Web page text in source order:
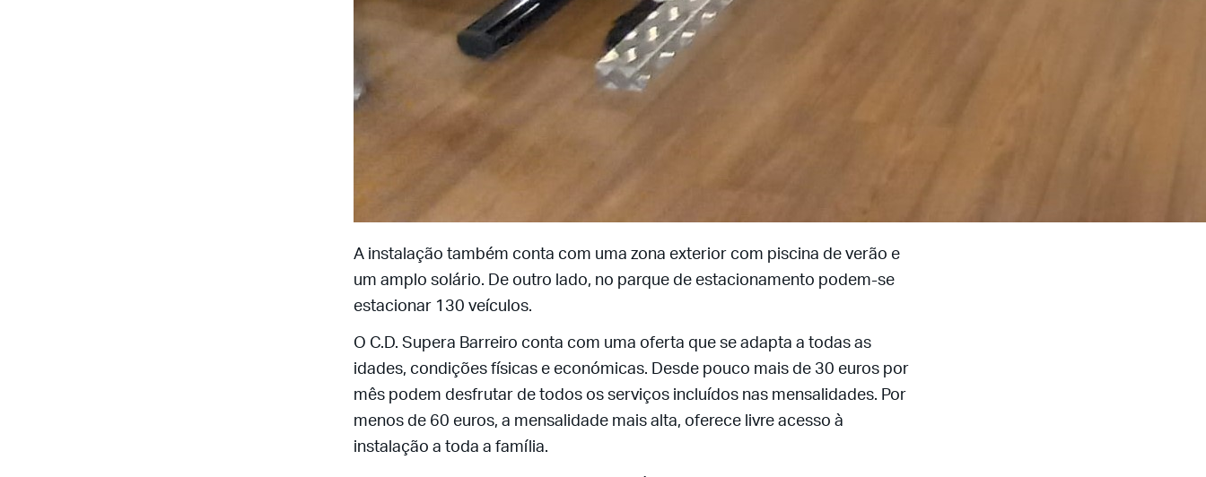
A instalação também conta com uma zona exterior com piscina de verão e
um amplo solário. De outro lado, no parque de estacionamento podem-se
estacionar 130 veículos.
O C.D. Supera Barreiro conta com uma oferta que se adapta a todas as
idades, condições físicas e económicas. Desde pouco mais de 30 euros por
mês podem desfrutar de todos os serviços incluídos nas mensalidades. Por
menos de 60 euros, a mensalidade mais alta, oferece livre acesso à
instalação a toda a família.